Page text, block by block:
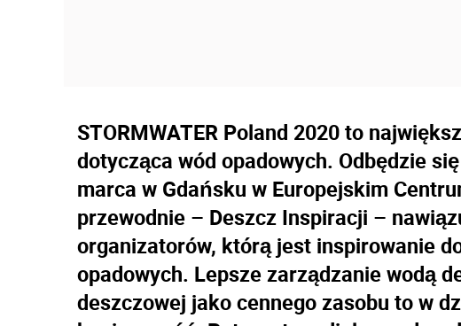
STORMWATER Poland 2020 to
dotycząca wód opadowych. Odbędzie
marca w Gdańsku w Europejskim
przewodnie – Deszcz Inspiracji –
organizatorów, którą jest inspirowanie
opadowych. Lepsze zarządzanie wodą
deszczowej jako cennego zasobu to w